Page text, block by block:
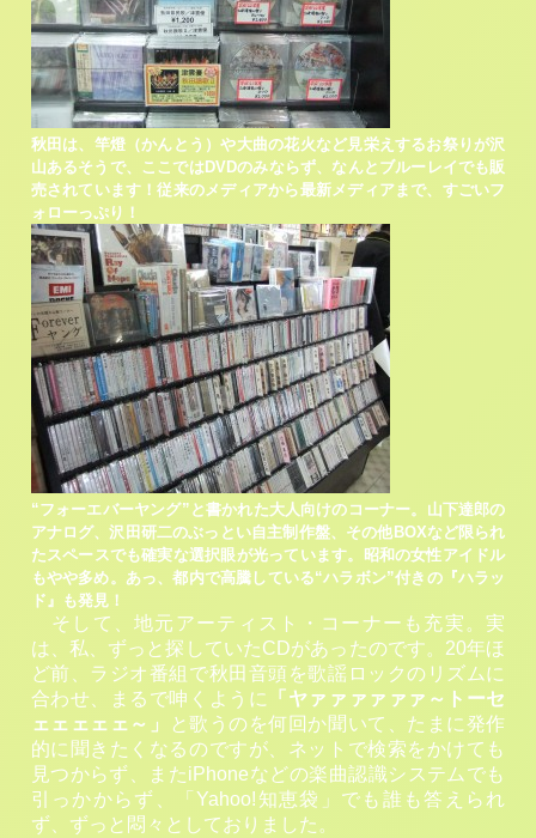
秋田は、竿燈（かんとう）や大曲の花火など見栄えするお祭りが沢
山あるそうで、ここではDVDのみならず、なんとブルーレイでも販
売されています！従来のメディアから最新メディアまで、すごいフ
ォローっぷり！
“フォーエバーヤング”と書かれた大人向けのコーナー。山下達郎の
アナログ、沢田研二のぶっとい自主制作盤、その他BOXなど限られ
たスペースでも確実な選択眼が光っています。昭和の女性アイドル
もやや多め。あっ、都内で高騰している“ハラボン”付きの『ハラッ
ド』も発見！
そして、地元アーティスト・コーナーも充実。実
は、私、ずっと探していたCDがあったのです。20年ほ
ど前、ラジオ番組で秋田音頭を歌謡ロックのリズムに
合わせ、まるで呻くように
「ヤァァァァァァ～トーセ
ェェェェェ～」
と歌うのを何回か聞いて、たまに発作
的に聞きたくなるのですが、ネットで検索をかけても
見つからず、またiPhoneなどの楽曲認識システムでも
引っかからず、「Yahoo!知恵袋」でも誰も答えられ
ず、ずっと悶々としておりました。